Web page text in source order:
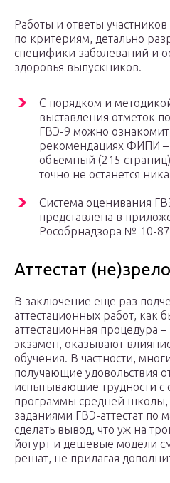
Работы и ответы
по критериям, детально
специфики заболеваний и
здоровья выпускников.
С порядком и
выставления отметок
ГВЭ-9 можно
рекомендациях ФИПИ –
объемный (215
точно не останется
Система оценивания
представлена в
Рособрнадзора № 10-
Аттестат
В заключение еще раз
аттестационных работ, как
аттестационная процедура
экзамен, оказывают
обучения. В частности,
получающие удовольствия
испытывающие трудности с
программы средней школы,
заданиями ГВЭ-аттестат по
сделать вывод, что уж на
йогурт и дешевые модели
решат, не прилагая